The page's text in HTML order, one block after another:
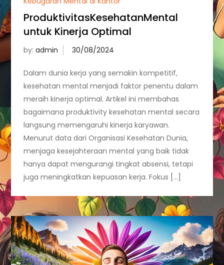
ProduktivitasKesehatanMental
untuk Kinerja Optimal
by:admin
Dalam dunia kerja yang semakin kompetitif,
kesehatan mental menjadi faktor penentu dalam
meraih kinerja optimal. Artikel ini membahas
bagaimana produktivity kesehatan mental secara
langsung memengaruhi kinerja karyawan.
Menurut data dari Organisasi Kesehatan Dunia,
menjaga kesejahteraan mental yang baik tidak
hanya dapat mengurangi tingkat absensi, tetapi
juga meningkatkan kepuasan kerja. Fokus […]